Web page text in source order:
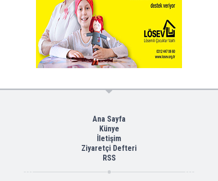
Ana Sayfa
Künye
İletişim
Ziyaretçi Defteri
RSS